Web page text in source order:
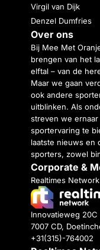
Virgil van Dijk
Denzel Dumfries
Over ons
Bij Mee Met
brengen van het
elftal – van de
Maar we gaan
ook andere
uitblinken. Als
streven we
sportervaring te
laatste nieuws en
sporters, zowel
Corporate &
Realtimes Network
Innovatieweg 20C
7007 CD,
+31(315)-764002